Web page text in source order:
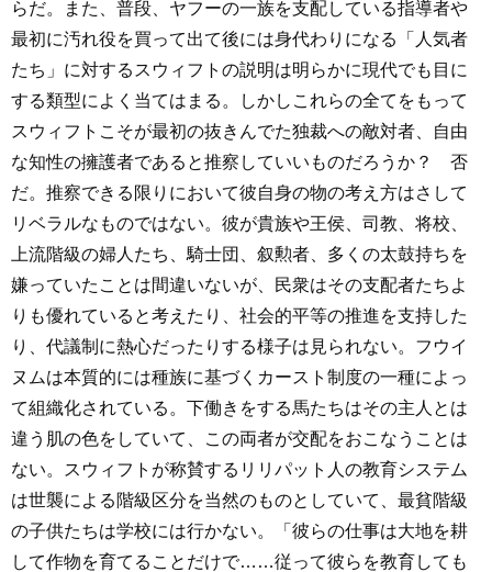
らだ。また、普段、ヤフーの一族を支配している指導者や
最初に汚れ役を買って出て後には身代わりになる「人気者
たち」に対するスウィフトの説明は明らかに現代でも目に
する類型によく当てはまる。しかしこれらの全てをもって
スウィフトこそが最初の抜きんでた独裁への敵対者、自由
な知性の擁護者であると推察していいものだろうか？ 否
だ。推察できる限りにおいて彼自身の物の考え方はさして
リベラルなものではない。彼が貴族や王侯、司教、将校、
上流階級の婦人たち、騎士団、叙勲者、多くの太鼓持ちを
嫌っていたことは間違いないが、民衆はその支配者たちよ
りも優れていると考えたり、社会的平等の推進を支持した
り、代議制に熱心だったりする様子は見られない。フウイ
ヌムは本質的には種族に基づくカースト制度の一種によっ
て組織化されている。下働きをする馬たちはその主人とは
違う肌の色をしていて、この両者が交配をおこなうことは
ない。スウィフトが称賛するリリパット人の教育システム
は世襲による階級区分を当然のものとしていて、最貧階級
の子供たちは学校には行かない。「彼らの仕事は大地を耕
して作物を育てることだけで……従って彼らを教育しても